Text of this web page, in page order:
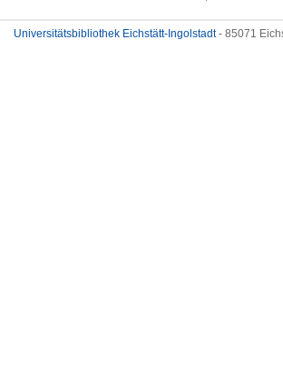
Universitätsbibliothek Eichstätt-Ingolstadt- 85071